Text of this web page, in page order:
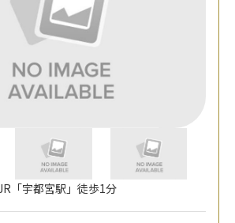
「宇都宮駅」徒歩1分